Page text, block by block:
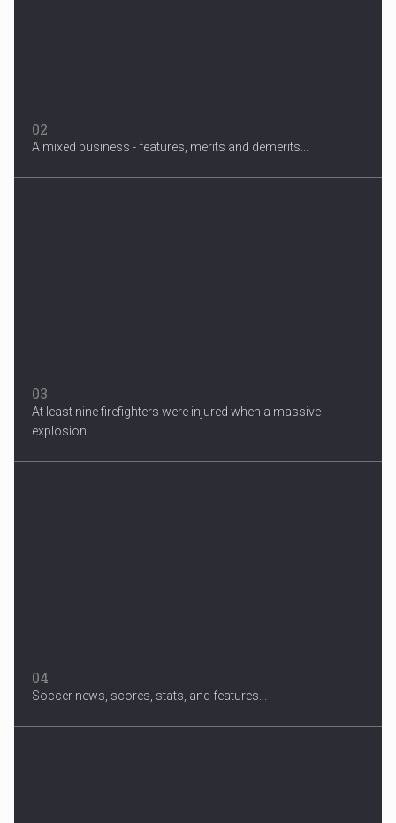
02
A mixed business - features, merits and demerits...
03
At least nine firefighters were injured when a massive
explosion...
04
Soccer news, scores, stats, and features...